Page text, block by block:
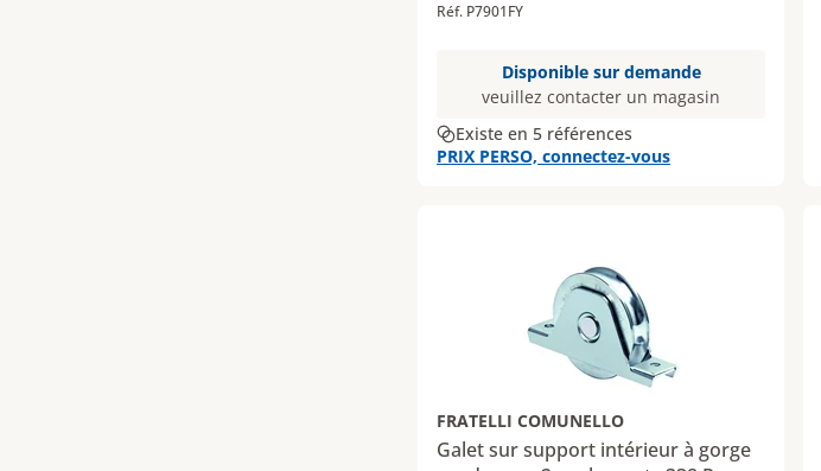
Réf. P7901FY
Disponible sur demande
veuillez contacter un magasin
Existe en 5 références
PRIX PERSO, connectez-vous
FRATELLI COMUNELLO
Galet sur support intérieur à gorge